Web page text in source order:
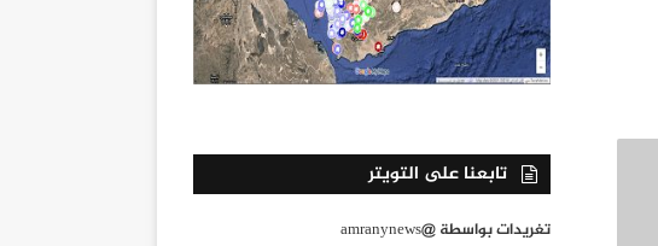
تابعنا على التويتر
تغريدات بواسطة @amranynews